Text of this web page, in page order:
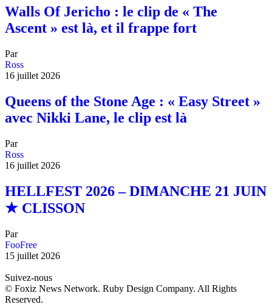
Walls Of Jericho : le clip de « The
Ascent » est là, et il frappe fort
Par
Ross
16 juillet 2026
Queens of the Stone Age : « Easy Street »
avec Nikki Lane, le clip est là
Par
Ross
16 juillet 2026
HELLFEST 2026 – DIMANCHE 21 JUIN
★ CLISSON
Par
FooFree
15 juillet 2026
Suivez-nous
© Foxiz News Network. Ruby Design Company. All Rights
Reserved.